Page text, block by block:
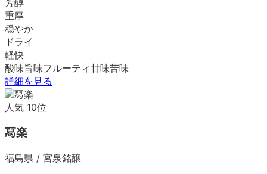
重厚
穏やか
ドライ
軽快
酸味旨味フルーティ甘味苦味
詳細を見る
人気 10位
冩楽
福島県 / 宮泉銘醸